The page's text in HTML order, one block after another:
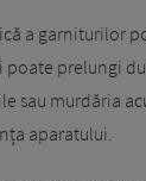
a garniturilor
poate prelungi
sau murdăria
aparatului.